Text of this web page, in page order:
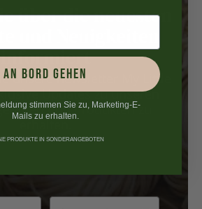
über die neuesten
und Neuigkeiten
informiert
unsere newsletter My Little
Updates zu unseren
und Produkten zu
AN BORD GEHEN
stimmen Sie zu, Marketing-E-
Mails zu erhalten.
PRODUKTE IN SONDERANGEBOTEN